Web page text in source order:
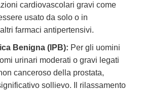
cardiovascolari gravi come
usato da solo o in
farmaci antipertensivi.
Benigna (IPB): Per gli uomini
urinari moderati o gravi legati
canceroso della prostata,
sollievo. Il rilassamento